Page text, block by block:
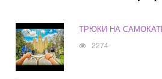
ТРЮКИ НА
2274